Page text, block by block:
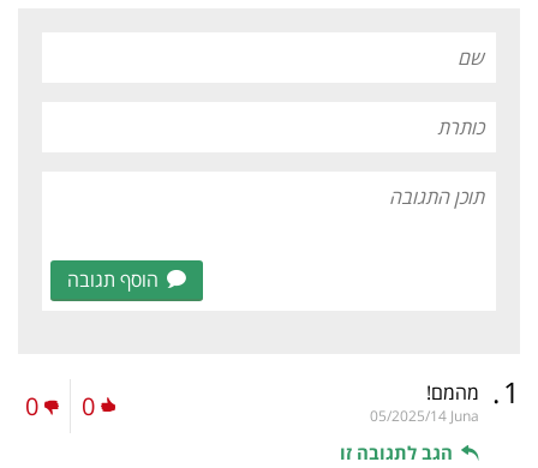
הוסף תגובה
1
. מהמם!
Juna
05/2025/14
הגב לתגובה זו
0
0